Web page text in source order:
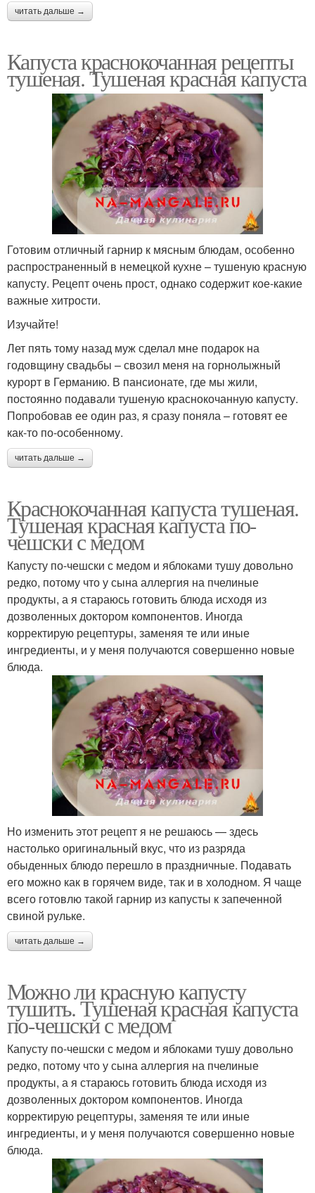
читать дальше →
Капуста краснокочанная рецепты
тушеная. Тушеная красная капуста
Готовим отличный гарнир к мясным блюдам, особенно
распространенный в немецкой кухне – тушеную красную
капусту. Рецепт очень прост, однако содержит кое-какие
важные хитрости.
Изучайте!
Лет пять тому назад муж сделал мне подарок на
годовщину свадьбы – свозил меня на горнолыжный
курорт в Германию. В пансионате, где мы жили,
постоянно подавали тушеную краснокочанную капусту.
Попробовав ее один раз, я сразу поняла – готовят ее
как-то по-особенному.
читать дальше →
Краснокочанная капуста тушеная.
Тушеная красная капуста по-
чешски с медом
Капусту по-чешски с медом и яблоками тушу довольно
редко, потому что у сына аллергия на пчелиные
продукты, а я стараюсь готовить блюда исходя из
дозволенных доктором компонентов. Иногда
корректирую рецептуры, заменяя те или иные
ингредиенты, и у меня получаются совершенно новые
блюда.
Но изменить этот рецепт я не решаюсь — здесь
настолько оригинальный вкус, что из разряда
обыденных блюдо перешло в праздничные. Подавать
его можно как в горячем виде, так и в холодном. Я чаще
всего готовлю такой гарнир из капусты к запеченной
свиной рульке.
читать дальше →
Можно ли красную капусту
тушить. Тушеная красная капуста
по-чешски с медом
Капусту по-чешски с медом и яблоками тушу довольно
редко, потому что у сына аллергия на пчелиные
продукты, а я стараюсь готовить блюда исходя из
дозволенных доктором компонентов. Иногда
корректирую рецептуры, заменяя те или иные
ингредиенты, и у меня получаются совершенно новые
блюда.